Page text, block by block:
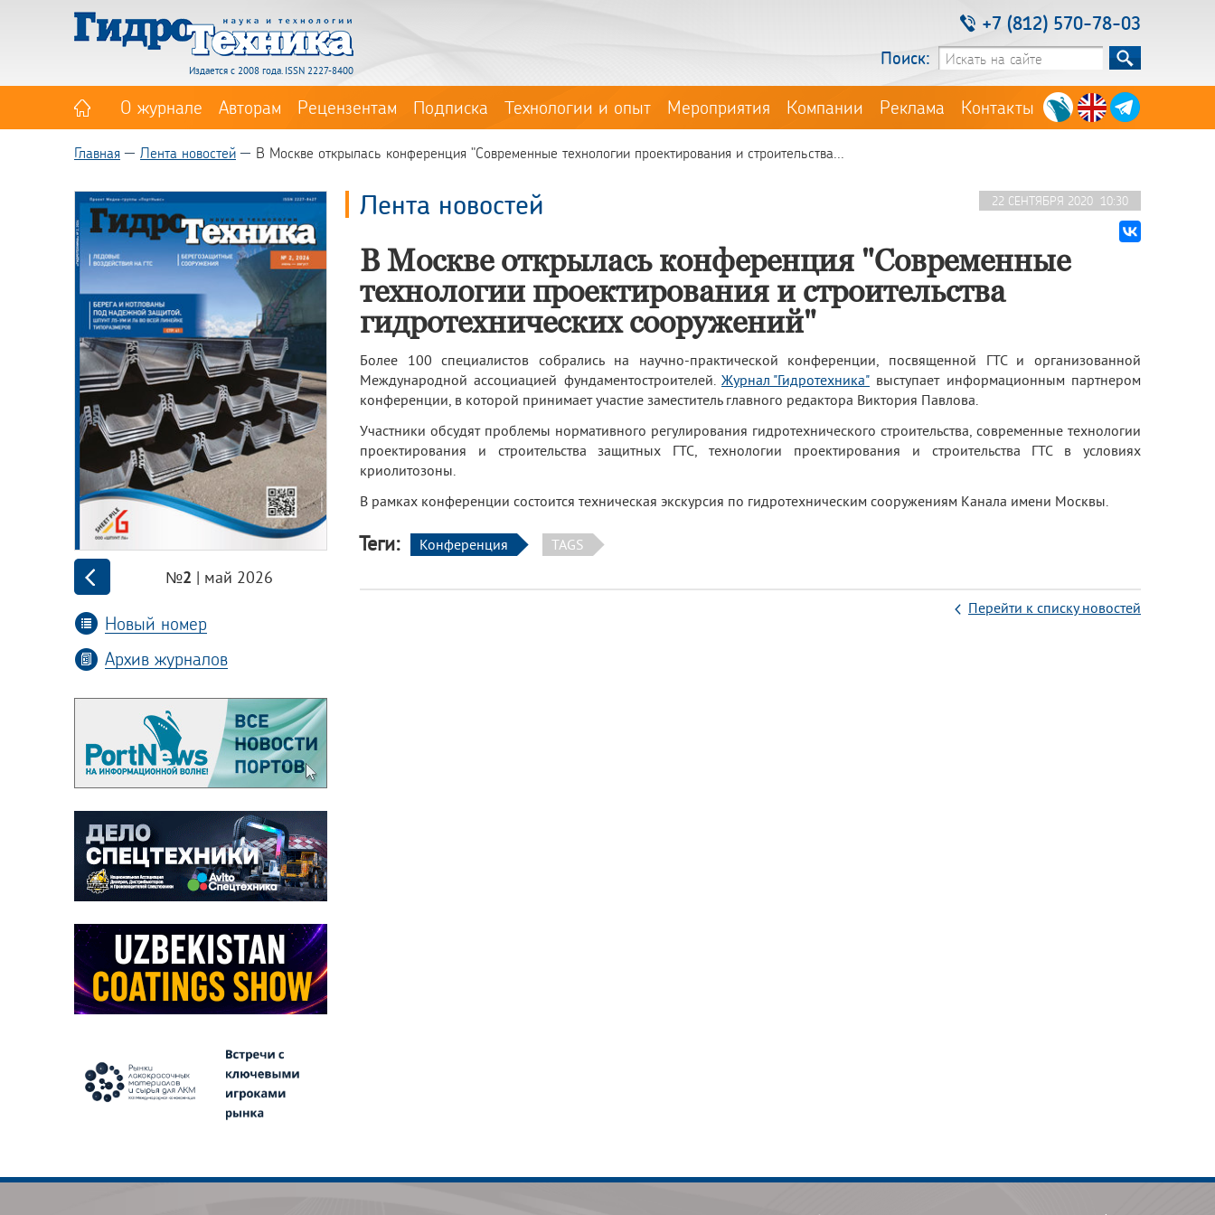
Издается с 2008 года. ISSN 2227-8400
+7 (812) 570-78-03
Поиск:
О журнале Авторам Рецензентам Подписка Технологии и опыт Мероприятия Компании Реклама Контакты
Главная Лента новостей В Москве открылась конференция "Современные технологии проектирования и строительства...
№2 | май 2026
Новый номер
Архив журналов
22 СЕНТЯБРЯ 2020 10:30
Лента новостей
В Москве открылась конференция "Современные
технологии проектирования и строительства
гидротехнических сооружений"
Более 100 специалистов собрались на научно-практической конференции, посвященной ГТС и организованной
Международной ассоциацией фундаментостроителей. Журнал "Гидротехника" выступает информационным партнером
конференции, в которой принимает участие заместитель главного редактора Виктория Павлова.
Участники обсудят проблемы нормативного регулирования гидротехнического строительства, современные технологии
проектирования и строительства защитных ГТС, технологии проектирования и строительства ГТС в условиях
криолитозоны.
В рамках конференции состоится техническая экскурсия по гидротехническим сооружениям Канала имени Москвы.
Теги: Конференция TAGS
Перейти к списку новостей